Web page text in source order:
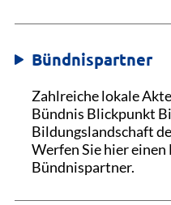
Bündnispartner
Zahlreiche lokale
Bündnis Blickpunkt
Bildungslandschaft
Werfen Sie hier
Bündnispartner.